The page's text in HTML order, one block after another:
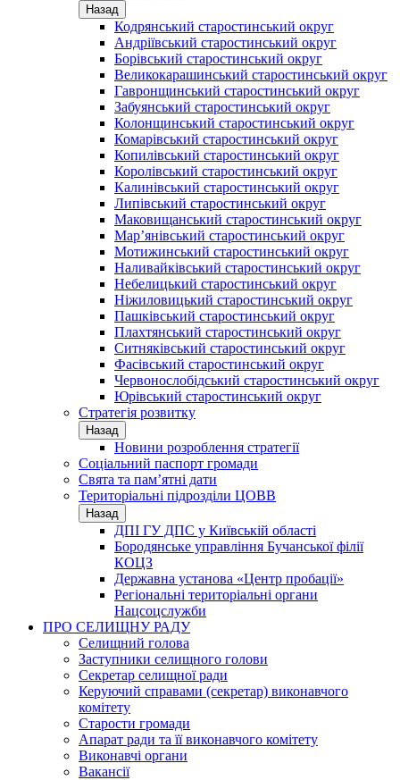
Назад
Кодрянський старостинський округ
Андріївський старостинський округ
Борівський старостинський округ
Великокарашинський старостинський округ
Гавронщинський старостинський округ
Забуянський старостинський округ
Колонщинський старостинський округ
Комарівський старостинський округ
Копилівський старостинський округ
Королівський старостинський округ
Калинівський старостинський округ
Липівський старостинський округ
Маковищанський старостинський округ
Мар’янівський старостинський округ
Мотижинський старостинський округ
Наливайківський старостинський округ
Небелицький старостинський округ
Ніжиловицький старостинський округ
Пашківський старостинський округ
Плахтянський старостинський округ
Ситняківський старостинський округ
Фасівський старостинський округ
Червонослобідський старостинський округ
Юрівський старостинський округ
Стратегія розвитку
Назад
Новини розроблення стратегії
Соціальний паспорт громади
Свята та пам’ятні дати
Територіальні підрозділи ЦОВВ
Назад
ДПІ ГУ ДПС у Київській області
Бородянське управління Бучанської філії
КОЦЗ
Державна установа «Центр пробації»
Регіональні територіальні органи
Нацсоцслужби
ПРО СЕЛИЩНУ РАДУ
Селищний голова
Заступники селищного голови
Секретар селищної ради
Керуючий справами (секретар) виконавчого
комітету
Старости громади
Апарат ради та її виконавчого комітету
Виконавчі органи
Вакансії